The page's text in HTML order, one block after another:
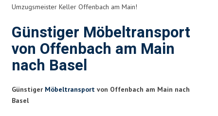
Umzugsmeister Keller Offenbach am Main!
Günstiger Möbeltransport
von Offenbach am Main
nach Basel
Günstiger Möbeltransport von Offenbach am Main nach
Basel